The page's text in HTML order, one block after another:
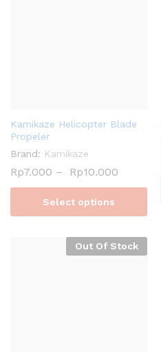
Kamikaze Helicopter Blade
Propeler
Brand: Kamikaze
Rp7.000 – Rp10.000
Select options
Out Of Stock